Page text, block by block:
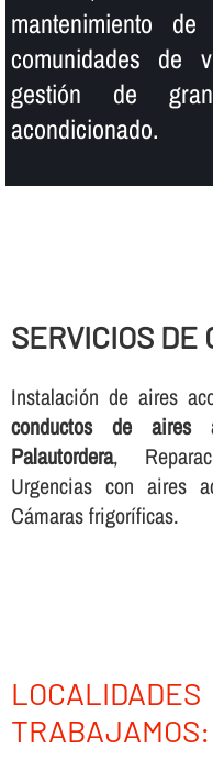
mantenimiento
comunidades de
gestión de
acondicionado.
SERVICIOS DE
Instalación de aires
conductos de aires
Palautordera,
Urgencias con aires
Cámaras frigorí­ficas.
TRABAJAMOS: